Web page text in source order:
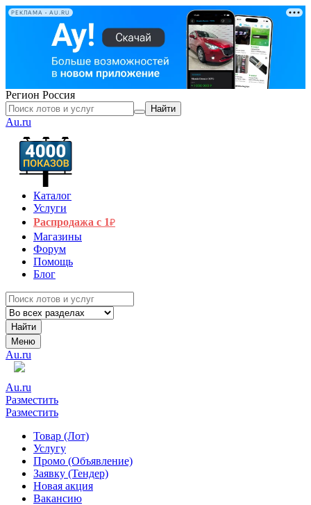
РЕКЛАМА • AU.RU
Регион Россия
Найти
Au.ru
Каталог
Услуги
Распродажа с 1₽
Магазины
Форум
Помощь
Блог
Найти
Меню
Au.ru
Au.ru
Разместить
Разместить
Товар (Лот)
Услугу
Промо (Объявление)
Заявку (Тендер)
Новая акция
Вакансию